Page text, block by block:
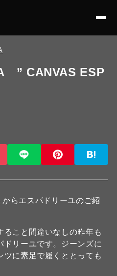
” CANVAS ESP
からエスパドリーユのご紹
ること間違いなしの昨年も
ドリーユです。ジーンズに
ツに素足で履くととっても